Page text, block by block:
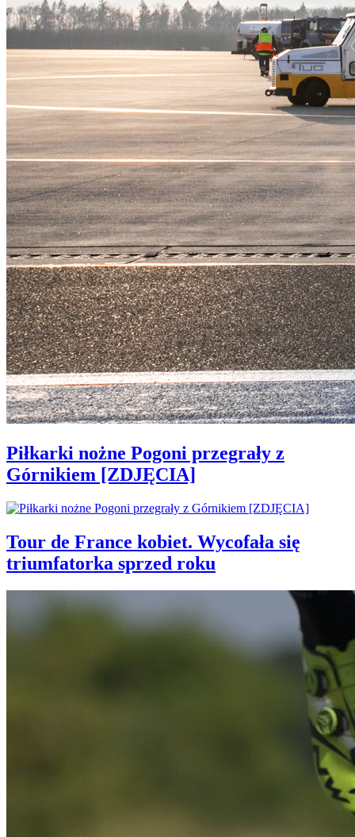
Piłkarki nożne Pogoni przegrały z
Górnikiem [ZDJĘCIA]
Tour de France kobiet. Wycofała się
triumfatorka sprzed roku